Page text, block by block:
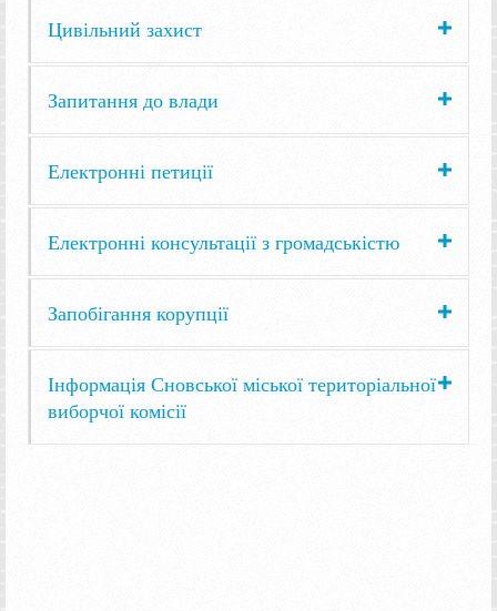
Цивільний захист
Запитання до влади
Електронні петиції
Електронні консультації з громадськістю
Запобігання корупції
Інформація Сновської міської територіальної
виборчої комісії